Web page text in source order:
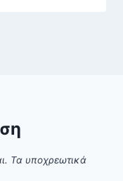
Τα υποχρεωτικά